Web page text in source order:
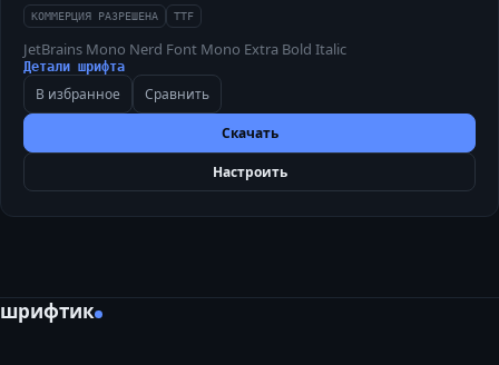
КОММЕРЦИЯ РАЗРЕШЕНА TTF
JetBrains Mono Nerd Font Mono Extra Bold Italic
Детали шрифта
В избранное Сравнить
Скачать
Настроить
шрифтик